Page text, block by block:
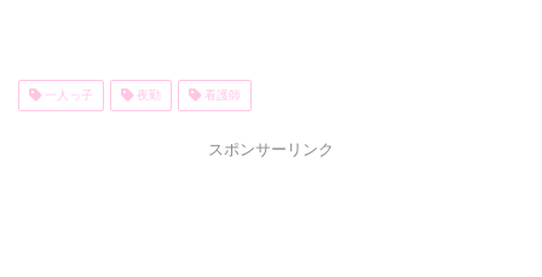
一人っ子 夜勤 看護師
スポンサーリンク